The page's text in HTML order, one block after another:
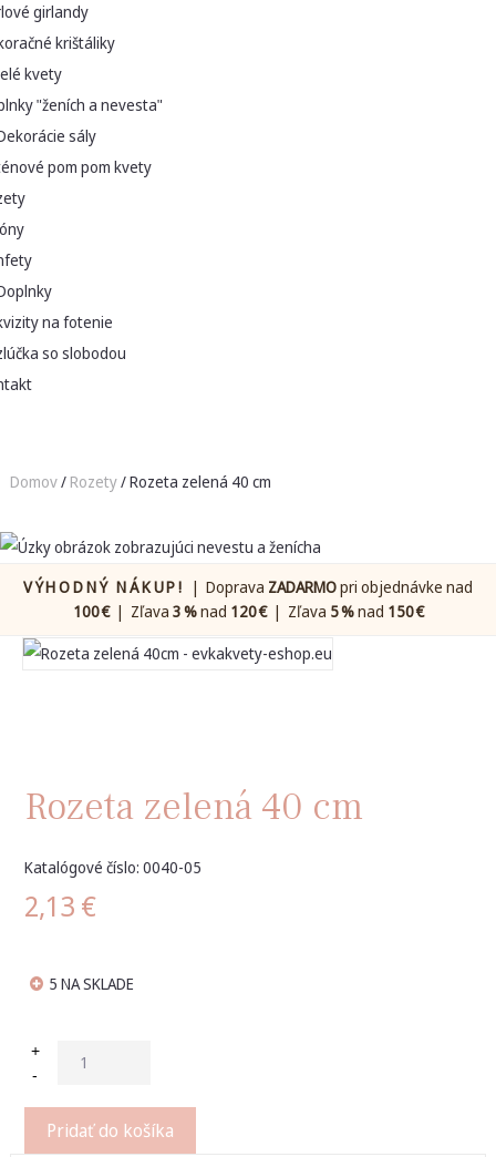
girlandy
krištáliky
kvety
"ženích a nevesta"
sály
pom pom kvety
na fotenie
so slobodou
Domov/ Rozety/ Rozeta zelená 40 cm
VÝHODNÝ NÁKUP! | Doprava ZADARMOpri objednávke nad
100 €| Zľava 3 %nad 120 €| Zľava 5 %nad 150 €
Rozeta zelená 40 cm
Katalógové číslo: 0040-05
2,13 €
5 NA SKLADE
-
+
Pridať do košíka